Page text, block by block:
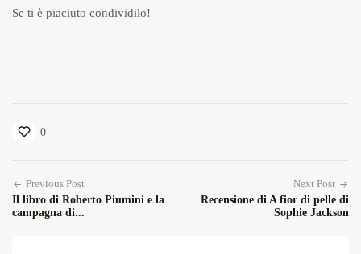
Se ti è piaciuto condividilo!
0
Previous Post
Il libro di Roberto Piumini e la
campagna di...
Next Post
Recensione di A fior di pelle di
Sophie Jackson